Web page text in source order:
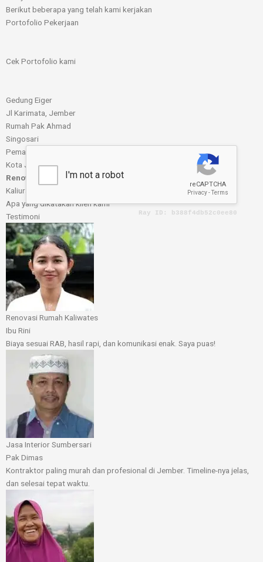
Berikut beberapa yang telah kami kerjakan
Portofolio Pekerjaan
Cek Portofolio kami
Gedung Eiger
Jl Karimata, Jember
Rumah Pak Ahmad
Singosari
Pemasangan Plavon PVC
Kota Jember
Renovasi Rumah Ibu Ida
Kaliurang, Sumbersari
Apa yang dikatakan klien kami
Testimoni
Renovasi Rumah Kaliwates
Ibu Rini
Biaya sesuai RAB, hasil rapi, dan komunikasi enak. Saya puas!
Jasa Interior Sumbersari
Pak Dimas
Kontraktor paling murah dan profesional di Jember. Timeline-nya jelas,
dan selesai tepat waktu.